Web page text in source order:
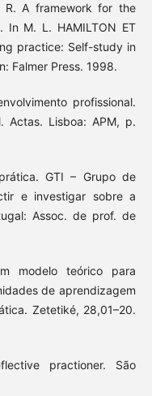
R. A framework for the
M. L. HAMILTON ET
practice: Self-study in
Falmer Press. 1998.
profissional.
Actas. Lisboa: APM, p.
GTI – Grupo de
e investigar sobre a
Assoc. de prof. de
modelo teórico para
de aprendizagem
Zetetiké, 28,01–20.
practioner. São